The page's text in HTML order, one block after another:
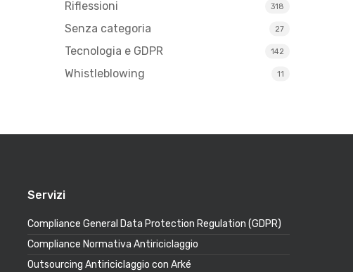
Riflessioni 318
Senza categoria 27
Tecnologia e GDPR 142
Whistleblowing 11
Servizi
Compliance General Data Protection Regulation (GDPR)
Compliance Normativa Antiriciclaggio
Outsourcing Antiriciclaggio con Arké